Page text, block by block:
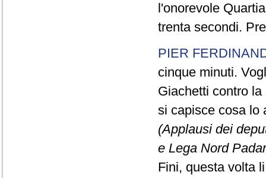
l'onorevole
trenta secondi.
PIER
cinque minuti.
Giachetti contro
si capisce cosa lo
(Applausi dei
e Lega Nord
Fini, questa volta